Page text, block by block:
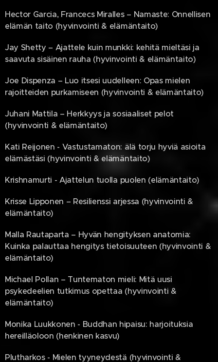
Hector Garcia, Francecs Miralles – Namaste: Onnellisen
elämän taito (hyvinvointi & elämäntaito)
Jay Shetty – Ajattele kuin munkki: kehitä mieltäsi ja
saavuta sisäinen rauha (hyvinvointi & elämäntaito)
Joe Dispenza – Luo itsesi uudelleen: Opas mielen
rajoitteiden purkamiseen (hyvinvointi & elämäntaito)
Juhani Mattila – Herkkyys ja sosiaaliset pelot
(hyvinvointi & elämäntaito)
Kati Reijonen - Vastustamaton: älä torju hyviä asioita
elämästäsi (hyvinvointi & elämäntaito)
Krishnamurti - Ajattelun tuolla puolen (elämäntaito)
Krisse Lipponen – Resilienssi arjessa (hyvinvointi &
elämäntaito)
Malla Rautaparta – Hyvän hengityksen anatomia:
Kuinka palauttaa hengitys tietoisuuteen (hyvinvointi &
elämäntaito)
Michael Pollan – Tuntematon mieli: Mitä uusi
psykedeelien tutkimus opettaa (hyvinvointi &
elämäntaito)
Monika Luukkonen - Buddhan hipaisu: harjoituksia
hereilläoloon (henkinen kasvu)
Plutharkos - Mielen tyyneydestä (hyvinvointi &